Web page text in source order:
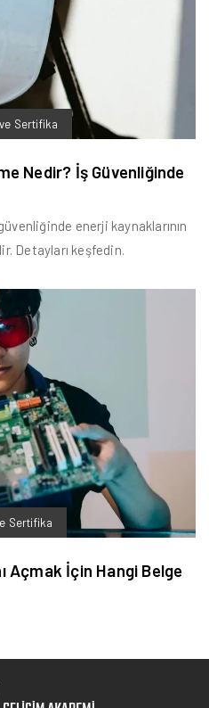
Sertifika
Nedir? İş Güvenliğinde
enerji kaynaklarının
Detayları keşfedin.
Sertifika
Açmak İçin Hangi Belge